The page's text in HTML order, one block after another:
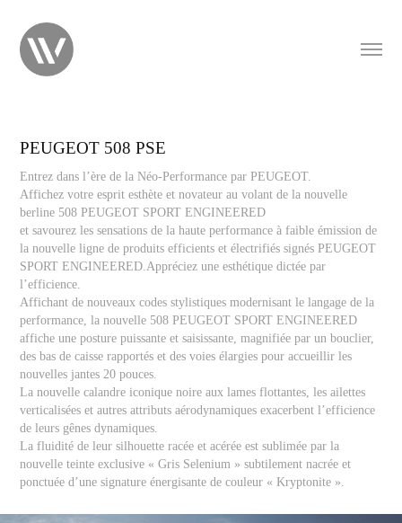
PEUGEOT 508 PSE
Entrez dans l’ère de la Néo-Performance par PEUGEOT.
Affichez votre esprit esthète et novateur au volant de la nouvelle
berline 508 PEUGEOT SPORT ENGINEERED
et savourez les sensations de la haute performance à faible émission de
la nouvelle ligne de produits efficients et électrifiés signés PEUGEOT
SPORT ENGINEERED.Appréciez une esthétique dictée par
l’efficience.
Affichant de nouveaux codes stylistiques modernisant le langage de la
performance, la nouvelle 508 PEUGEOT SPORT ENGINEERED
affiche une posture puissante et saisissante, magnifiée par un bouclier,
des bas de caisse rapportés et des voies élargies pour accueillir les
nouvelles jantes 20 pouces.
La nouvelle calandre iconique noire aux lames flottantes, les ailettes
verticalisées et autres attributs aérodynamiques exacerbent l’efficience
de leurs gênes dynamiques.
La fluidité de leur silhouette racée et acérée est sublimée par la
nouvelle teinte exclusive « Gris Selenium » subtilement nacrée et
ponctuée d’une signature énergisante de couleur « Kryptonite ».